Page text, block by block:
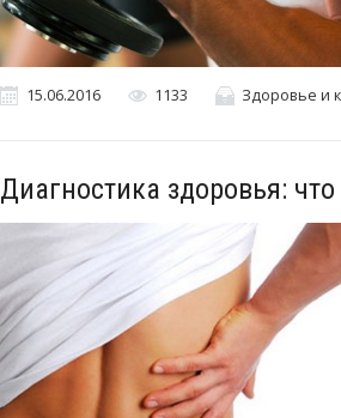
15.06.2016 1133 Здоровье и
Диагностика здоровья: